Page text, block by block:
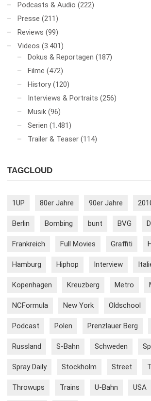
Podcasts & Audio (222)
Presse (211)
Reviews (99)
Videos (3.401)
Dokus & Reportagen (187)
Filme (472)
History (120)
Interviews & Portraits (256)
Musik (96)
Serien (1.481)
Trailer & Teaser (114)
TAGCLOUD
1UP 80er Jahre 90er Jahre
Berlin Bombing bunt BVG
Frankreich Full Movies Graffiti
Hamburg Hiphop Interview
Kopenhagen Kreuzberg Metro
NCFormula New York Oldschool
Podcast Polen Prenzlauer Berg
Russland S-Bahn Schweden
Spray Daily Stockholm Street
Throwups Trains U-Bahn USA